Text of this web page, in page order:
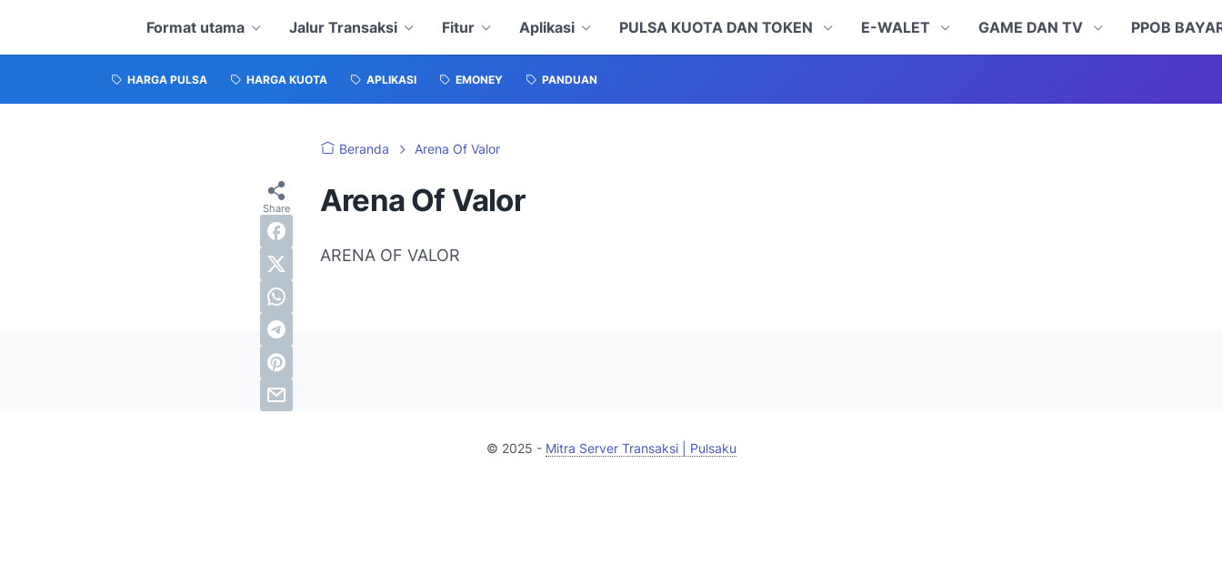
Format utama Jalur Transaksi Fitur Aplikasi PULSA KUOTA DAN TOKEN E-WALET GAME DAN TV PPOB
HARGA PULSA HARGA KUOTA APLIKASI EMONEY PANDUAN
Beranda Arena Of Valor
Arena Of Valor
ARENA OF VALOR
© 2025 - Mitra Server Transaksi | Pulsaku